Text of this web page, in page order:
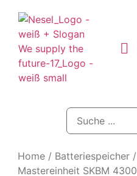
Home / Batteriespeicher /
Mastereinheit SKBM 4300